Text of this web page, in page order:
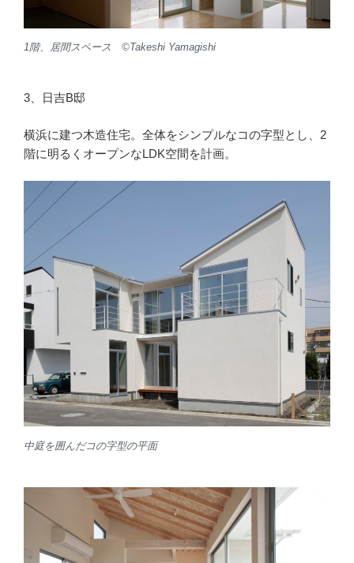
1階、居間スペース ©︎Takeshi Yamagishi
3、日吉B邸
横浜に建つ木造住宅。全体をシンプルなコの字型とし、2
階に明るくオープンなLDK空間を計画。
中庭を囲んだコの字型の平面